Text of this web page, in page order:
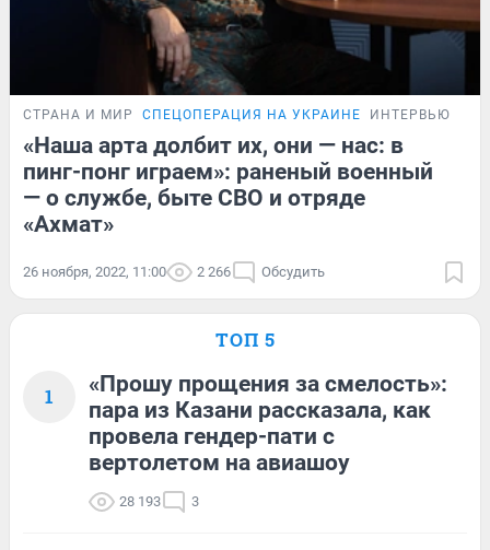
СТРАНА И МИР СПЕЦОПЕРАЦИЯ НА УКРАИНЕ ИНТЕРВЬЮ
«Наша арта долбит их, они — нас: в
пинг-понг играем»: раненый военный
— о службе, быте СВО и отряде
«Ахмат»
26 ноября, 2022, 11:00 2 266 Обсудить
ТОП 5
1
«Прошу прощения за смелость»:
пара из Казани рассказала, как
провела гендер-пати с
вертолетом на авиашоу
28 193 3